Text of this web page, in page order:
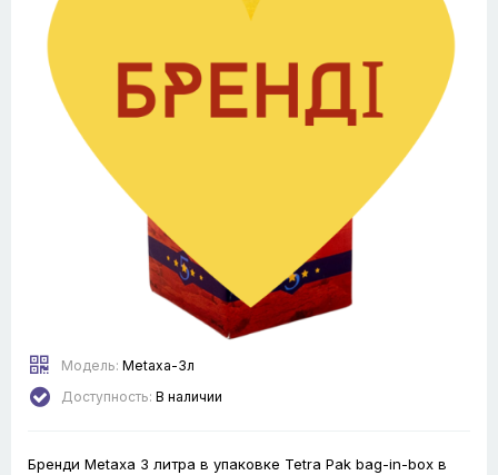
Модель: Metaxa-3л
Доступность: В наличии
Бренди Metaxa 3 литра в упаковке Tetra Pak bag-in-box в